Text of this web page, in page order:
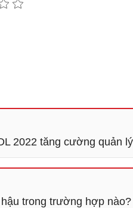
2022 tăng cường quản
trong trường hợp nào?